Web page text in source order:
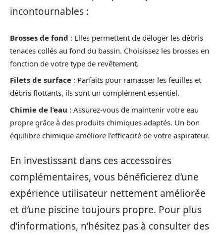
incontournables :
Brosses de fond : Elles permettent de déloger les débris
tenaces collés au fond du bassin. Choisissez les brosses en
fonction de votre type de revêtement.
Filets de surface : Parfaits pour ramasser les feuilles et
débris flottants, ils sont un complément essentiel.
Chimie de l’eau : Assurez-vous de maintenir votre eau
propre grâce à des produits chimiques adaptés. Un bon
équilibre chimique améliore l’efficacité de votre aspirateur.
En investissant dans ces accessoires
complémentaires, vous bénéficierez d’une
expérience utilisateur nettement améliorée
et d’une piscine toujours propre. Pour plus
d’informations, n’hésitez pas à consulter des